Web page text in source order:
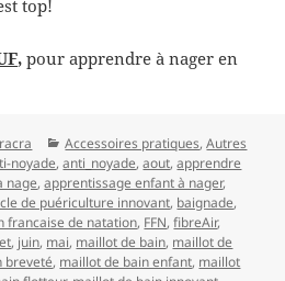
top!
pour apprendre à nager en
Catégories
Accessoires pratiques,Autres
noyade,anti_noyade,aout,apprendre
nage,apprentissage enfant à nager,
de puériculture innovant, baignade,
francaise de natation, FFN,fibreAir,
, juin, mai, maillot de bain, maillot de
breveté, maillot de bain enfant, maillot